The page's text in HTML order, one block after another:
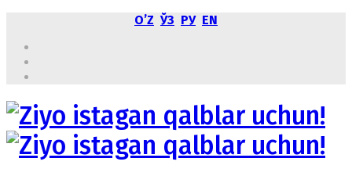
OʼZ ЎЗ РУ EN